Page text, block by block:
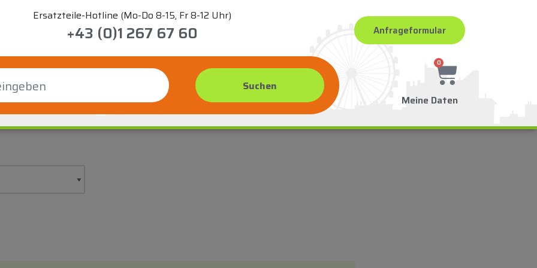
Ersatzteile-Hotline (Mo-Do 8-15, Fr 8-12 Uhr)
+43 (0)1 267 67 60 Anfrageformular
0
Meine Daten